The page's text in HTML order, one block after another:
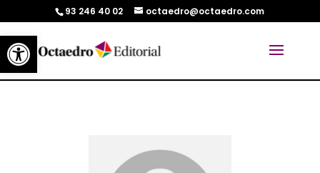
Abrir barra de herramientas
93 246 40 02 octaedro@octaedro.com